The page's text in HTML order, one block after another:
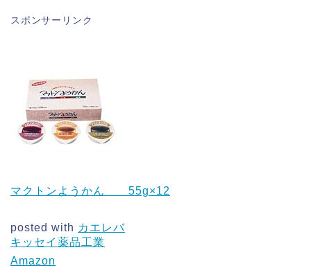
スポンサーリンク
マクトンようかん 55g×12
posted with カエレバ
キッセイ薬品工業
Amazon